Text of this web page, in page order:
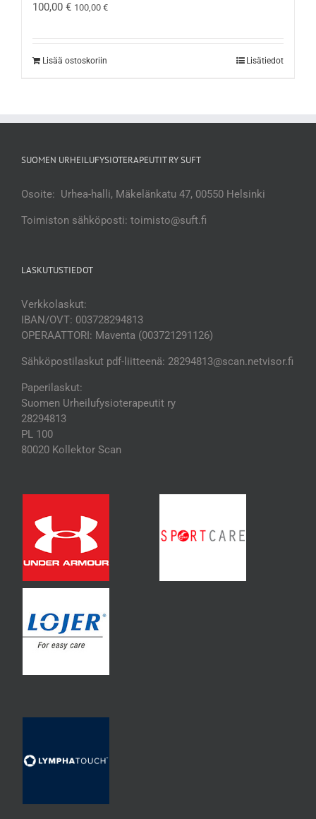
100,00 € 100,00 €
Lisää ostoskoriin Lisätiedot
SUOMEN URHEILUFYSIOTERAPEUTIT RY SUFT
Osoite: Urhea-halli, Mäkelänkatu 47, 00550 Helsinki
Toimiston sähköposti: toimisto@suft.fi
LASKUTUSTIEDOT
Verkkolaskut:
IBAN/OVT: 003728294813
OPERAATTORI: Maventa (003721291126)
Sähköpostilaskut pdf-liitteenä: 28294813@scan.netvisor.fi
Paperilaskut:
Suomen Urheilufysioterapeutit ry
28294813
PL 100
80020 Kollektor Scan